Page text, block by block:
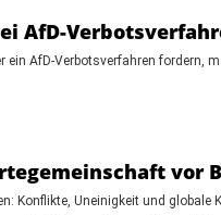
AfD-
ein AfD-Verbotsverfahren
vor
Konflikte, Uneinigkeit und